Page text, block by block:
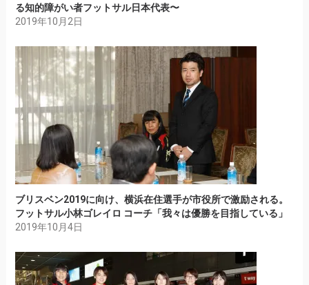
る知的障がい者フットサル日本代表〜
2019年10月2日
ブリスベン2019に向け、横浜在住選手が市役所で激励される。
フットサル小林ゴレイロ コーチ「我々は優勝を目指している」
2019年10月4日